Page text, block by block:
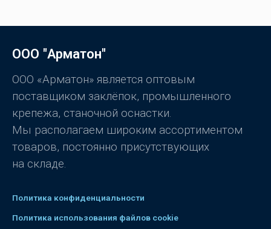
5
0
и
5
ООО "Арматон"
ООО «Арматон» является оптовым
поставщиком заклёпок, промышленного
крепежа, станочной оснастки.
Мы располагаем широким ассортиментом
товаров, постоянно присутствующих
на складе.
Политика конфиденциальности
Политика использования файлов cookie